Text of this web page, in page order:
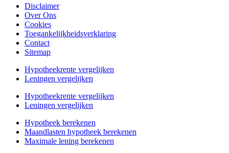
Disclaimer
Over Ons
Cookies
Toegankelijkheidsverklaring
Contact
Sitemap
Hypotheekrente vergelijken
Leningen vergelijken
Hypotheekrente vergelijken
Leningen vergelijken
Hypotheek berekenen
Maandlasten hypotheek berekenen
Maximale lening berekenen